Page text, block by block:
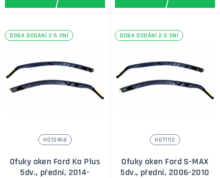
DOBA DODÁNÍ 2-5 DNÍ
HDT2458
Ofuky oken Ford Ka Plus
5dv., přední, 2014-
DOBA DODÁNÍ 2-5 DNÍ
HDT1112
Ofuky oken Ford S-MAX
5dv., přední, 2006-2010